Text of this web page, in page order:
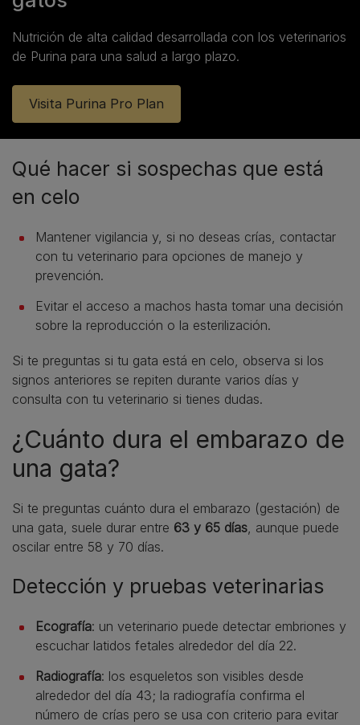
Nutrición de alta calidad desarrollada con los veterinarios
de Purina para una salud a largo plazo.
Visita Purina Pro Plan
Qué hacer si sospechas que está
en celo
Mantener vigilancia y, si no deseas crías, contactar
con tu veterinario para opciones de manejo y
prevención.
Evitar el acceso a machos hasta tomar una decisión
sobre la reproducción o la esterilización.
Si te preguntas si tu gata está en celo, observa si los
signos anteriores se repiten durante varios días y
consulta con tu veterinario si tienes dudas.
¿Cuánto dura el embarazo de
una gata?
Si te preguntas cuánto dura el embarazo (gestación) de
una gata, suele durar entre 63 y 65 días, aunque puede
oscilar entre 58 y 70 días.
Detección y pruebas veterinarias
Ecografía: un veterinario puede detectar embriones y
escuchar latidos fetales alrededor del día 22.
Radiografía: los esqueletos son visibles desde
alrededor del día 43; la radiografía confirma el
número de crías pero se usa con criterio para evitar